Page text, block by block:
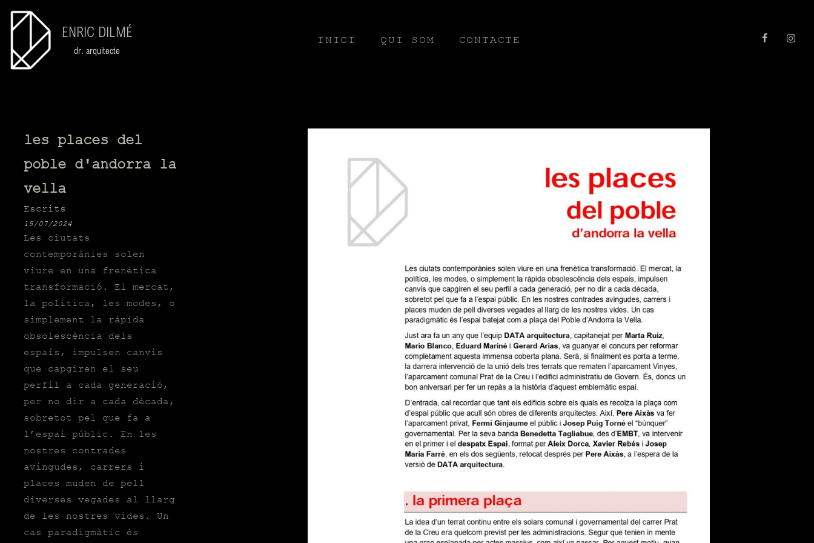
ENRIC DILMÉ
dr. arquitecte
INICI QUI SOM CONTACTE
les places del
poble d'andorra la
vella
Escrits
15/07/2024
Les ciutats
contemporànies solen
viure en una frenètica
transformació. El mercat,
la política, les modes, o
simplement la ràpida
obsolescència dels
espais, impulsen canvis
que capgiren el seu
perfil a cada generació,
per no dir a cada dècada,
sobretot pel que fa a
l’espai públic. En les
nostres contrades
avingudes, carrers i
places muden de pell
diverses vegades al llarg
de les nostres vides. Un
cas paradigmàtic és